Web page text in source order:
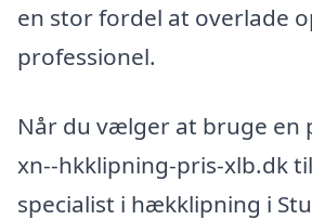
en stor fordel at overlade
professionel.
Når du vælger at bruge en
xn--hkklipning-pris-xlb.dk
specialist i hækklipning i